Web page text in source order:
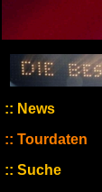
News
Tourdaten
Suche